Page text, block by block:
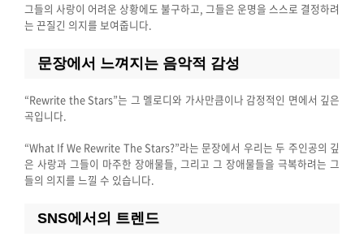
그들의 사랑이 어려운 상황에도 불구하고, 그들은 운명을 스스로 결정하려
는 끈질긴 의지를 보여줍니다.
문장에서 느껴지는 음악적 감성
“Rewrite the Stars”는 그 멜로디와 가사만큼이나 감정적인 면에서 깊은
곡입니다.
“What If We Rewrite The Stars?”라는 문장에서 우리는 두 주인공의 깊
은 사랑과 그들이 마주한 장애물들, 그리고 그 장애물들을 극복하려는 그
들의 의지를 느낄 수 있습니다.
SNS에서의 트렌드